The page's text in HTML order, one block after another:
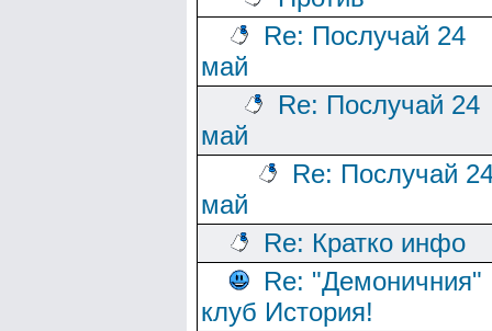
Re: Послучай 24
май
Re: Послучай 24
май
Re: Послучай
май
Re: Кратко инфо
Re: "Демоничния"
клуб История!